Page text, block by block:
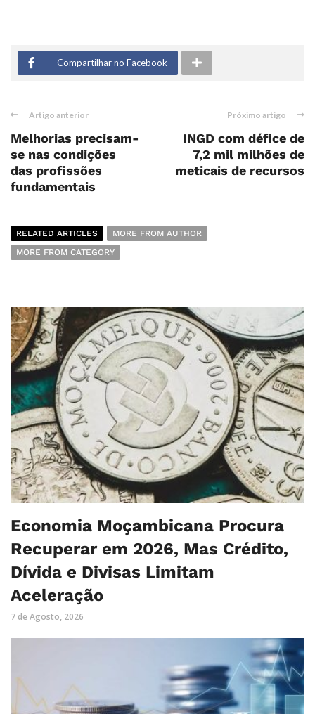
Compartilhar no Facebook
Artigo anterior
Melhorias precisam-
se nas condições
das profissões
fundamentais
Próximo artigo
INGD com défice de
7,2 mil milhões de
meticais de recursos
RELATED ARTICLES
MORE FROM AUTHOR
MORE FROM CATEGORY
Economia Moçambicana Procura
Recuperar em 2026, Mas Crédito,
Dívida e Divisas Limitam
Aceleração
7 de Agosto, 2026